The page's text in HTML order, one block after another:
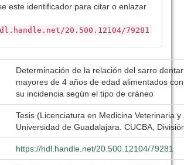
este identificador para citar o enlazar
20.500.12104/79281
Determinación de la relación del sarro
mayores de 4 años de edad alimentados
su incidencia según el tipo de cráneo
Tesis (Licenciatura en Medicina Veterinaria
Universidad de Guadalajara. CUCBA,
https://hdl.handle.net/20.500.12104/79281